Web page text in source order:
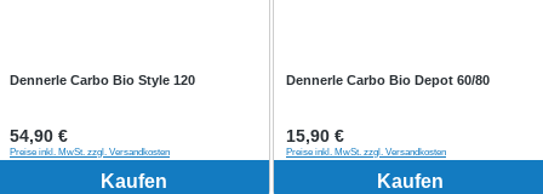
Dennerle Carbo Bio Style 120
Regulärer Preis:
54,90 €
Preise inkl. MwSt. zzgl. Versandkosten
Kaufen
Dennerle Carbo Bio Depot 60/80
Regulärer Preis:
15,90 €
Preise inkl. MwSt. zzgl. Versandkosten
Kaufen